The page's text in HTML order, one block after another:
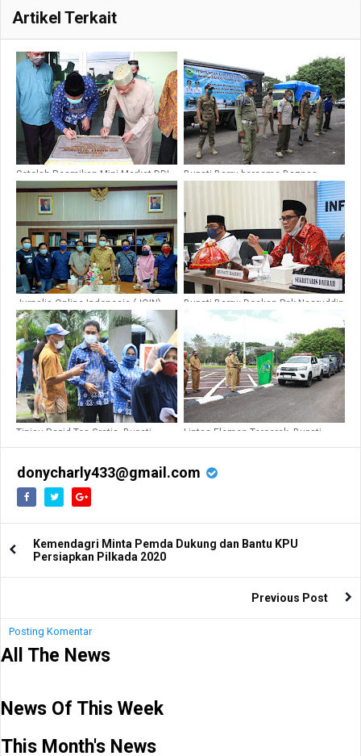
Artikel Terkait
Setelah Resmikan Mini Market DDI
Mangkoso, Bupati Barru Ikuti Haul
Ke-30 AG H. M. Amri Said
Bupati Barru bersama Baznas
Jurnalis Online Indonesia (JOIN)
Barru Audience dengan Bupati
Bupati Barru: Doakan Pak Nasruddin
Semoga Cepat Terbebas dari
Tinjau Rapid Tes Gratis, Bupati
Lintas Elemen Tergerak, Bupati
donycharly433@gmail.com
Kemendagri Minta Pemda Dukung dan Bantu KPU
Persiapkan Pilkada 2020
Previous Post
Posting Komentar
All The News
News Of This Week
This Month's News